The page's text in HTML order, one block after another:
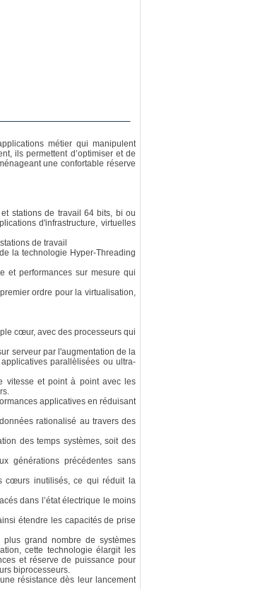
métier qui manipulent
ils permettent d’optimiser et de
une confortable réserve
stations de travail 64 bits, bi ou
d'infrastructure, virtuelles
de travail
la technologie Hyper-Threading
et performances sur mesure qui
ordre pour la virtualisation,
cœur, avec des processeurs qui
serveur par l'augmentation de la
parallèlisées ou ultra-
vitesse et point à point avec les
applicatives en réduisant
rationalisé au travers des
des temps systèmes, soit des
générations précédentes sans
cœurs inutilisés, ce qui réduit la
dans l’état électrique le moins
étendre les capacités de prise
grand nombre de systèmes
cette technologie élargit les
et réserve de puissance pour
biprocesseurs.
résistance dès leur lancement